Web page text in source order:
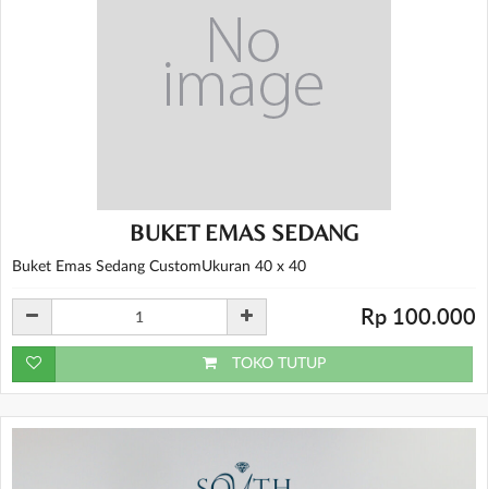
BUKET EMAS SEDANG
Buket Emas Sedang CustomUkuran 40 x 40
Rp 100.000
TOKO TUTUP